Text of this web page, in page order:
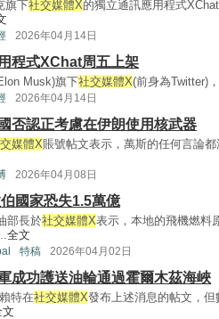
旗下社交媒體X的獨立通訊應用程式
2026年04月14日
程式XChat周五上架
Musk)旗下社交媒體X(前身為Twitter)
2026年04月14日
否認正考慮在伊朗使用核武器
媒體X賬號帖文表示，萬斯的任何言論
2026年04月08日
國家恐失1.5萬億
部長於社交媒體X表示，本地的飛機燃料
全文
特稿 2026年04月02日
成功護送油輪通過霍爾木茲海峽
特在社交媒體X發布上述消息的帖文，
文